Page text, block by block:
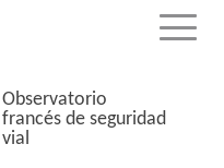
Menu
Observatorio
francés de seguridad
vial